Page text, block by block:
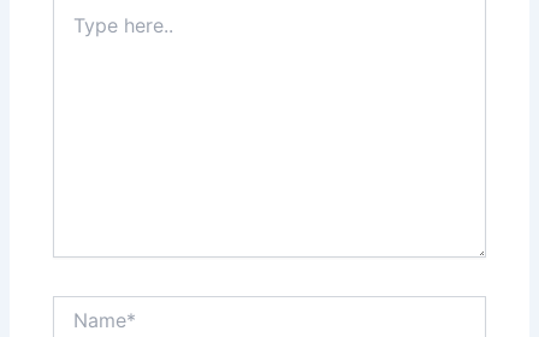
here..